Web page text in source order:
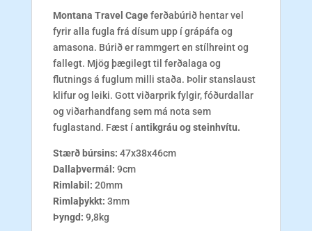
Montana Travel Cageferðabúrið hentar vel
fyrir alla fugla frá dísum upp í grápáfa og
amasona. Búrið er rammgert en stílhreint og
fallegt. Mjög þægilegt til ferðalaga og
flutnings á fuglum milli staða. Þolir stanslaust
klifur og leiki. Gott viðarprik fylgir, fóðurdallar
og viðarhandfang sem má nota sem
fuglastand. Fæst íantikgráu og steinhvítu.
Stærð búrsins: 47x38x46cm
Dallaþvermál: 9cm
Rimlabil: 20mm
Rimlaþykkt: 3mm
Þyngd: 9,8kg